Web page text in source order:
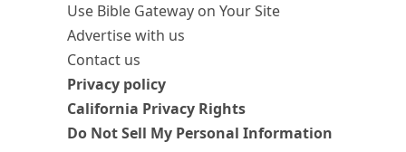
Use Bible Gateway on Your Site
Advertise with us
Contact us
Privacy policy
California Privacy Rights
Do Not Sell My Personal Information